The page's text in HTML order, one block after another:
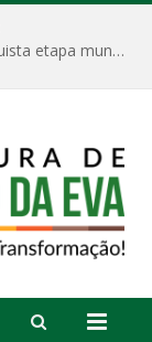
Escola Municipal Divino Espírito Santo conquista etapa municipal da V Feira Amazonense de Matemática